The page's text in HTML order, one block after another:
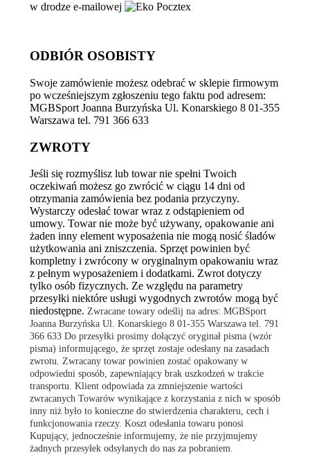
w drodze e-mailowej
ODBIÓR OSOBISTY
Swoje zamówienie możesz odebrać w sklepie firmowym
po wcześniejszym zgłoszeniu tego faktu pod adresem:
MGBSport Joanna Burzyńska Ul. Konarskiego 8 01-355
Warszawa tel. 791 366 633
ZWROTY
Jeśli się rozmyślisz lub towar nie spełni Twoich
oczekiwań możesz go zwrócić w ciągu 14 dni od
otrzymania zamówienia bez podania przyczyny.
Wystarczy odesłać towar wraz z odstąpieniem od
umowy. Towar nie może być używany, opakowanie ani
żaden inny element wyposażenia nie mogą nosić śladów
użytkowania ani zniszczenia. Sprzęt powinien być
kompletny i zwrócony w oryginalnym opakowaniu wraz
z pełnym wyposażeniem i dodatkami. Zwrot dotyczy
tylko osób fizycznych. Ze względu na parametry
przesyłki niektóre usługi wygodnych zwrotów mogą być
niedostępne. Zwracane towary odeślij na adres: MGBSport
Joanna Burzyńska Ul. Konarskiego 8 01-355 Warszawa tel. 791
366 633 Do przesyłki prosimy dołączyć oryginał pisma (wzór
pisma) informującego, że sprzęt zostaje odesłany na zasadach
zwrotu. Zwracany towar powinien zostać opakowany w
odpowiedni sposób, zapewniający brak uszkodzeń w trakcie
transportu. Klient odpowiada za zmniejszenie wartości
zwracanych Towarów wynikające z korzystania z nich w sposób
inny niż było to konieczne do stwierdzenia charakteru, cech i
funkcjonowania rzeczy. Koszt odesłania towaru ponosi
Kupujący, jednocześnie informujemy, że nie przyjmujemy
żadnych przesyłek odsyłanych do nas za pobraniem.